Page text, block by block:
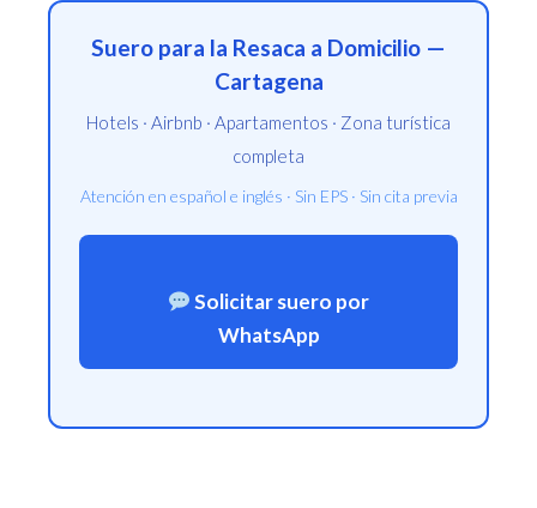
Suero para la Resaca a Domicilio —
Cartagena
Hotels · Airbnb · Apartamentos · Zona turística
completa
Atención en español e inglés · Sin EPS · Sin cita previa
Solicitar suero por
WhatsApp